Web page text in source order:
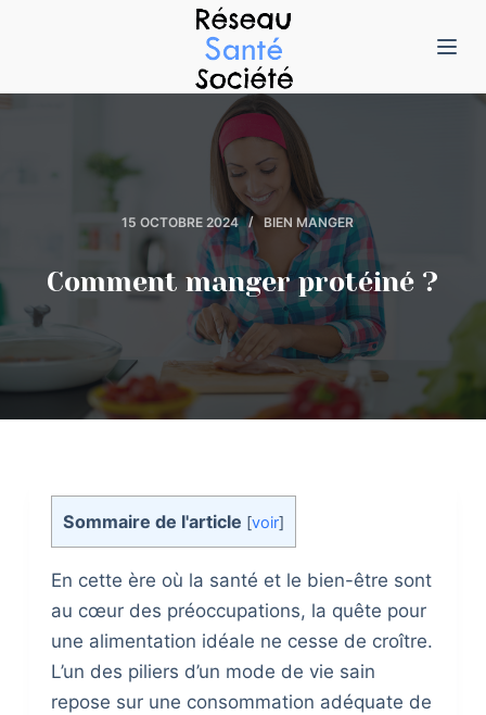
t
e
n
15 OCTOBRE 2024 BIEN MANGER
Comment manger protéiné ?
Sommaire de l'article [voir]
En cette ère où la santé et le bien-être sont
au cœur des préoccupations, la quête pour
une alimentation idéale ne cesse de croître.
L’un des piliers d’un mode de vie sain
repose sur une consommation adéquate de